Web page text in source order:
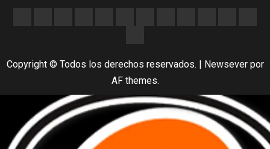
Copyright © Todos los derechos reservados. | Newseverpor
AF themes.